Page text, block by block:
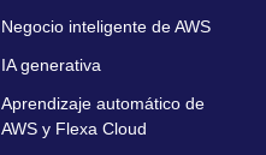
Negocio inteligente de AWS
IA generativa
Aprendizaje automático de
AWS y Flexa Cloud